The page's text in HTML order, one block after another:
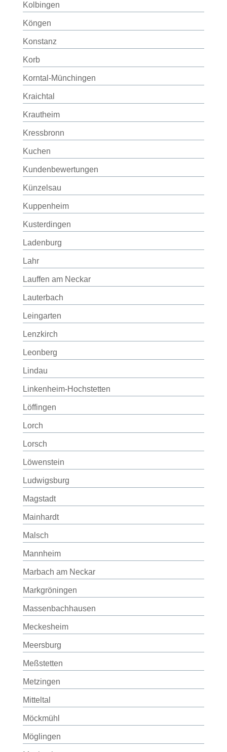
Kolbingen
Köngen
Konstanz
Korb
Korntal-Münchingen
Kraichtal
Krautheim
Kressbronn
Kuchen
Kundenbewertungen
Künzelsau
Kuppenheim
Kusterdingen
Ladenburg
Lahr
Lauffen am Neckar
Lauterbach
Leingarten
Lenzkirch
Leonberg
Lindau
Linkenheim-Hochstetten
Löffingen
Lorch
Lorsch
Löwenstein
Ludwigsburg
Magstadt
Mainhardt
Malsch
Mannheim
Marbach am Neckar
Markgröningen
Massenbachhausen
Meckesheim
Meersburg
Meßstetten
Metzingen
Mitteltal
Möckmühl
Möglingen